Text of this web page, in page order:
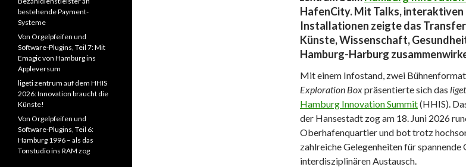
HafenCity. Mit Talks, interaktiven
Installationen zeigte das
Künste, Wissenschaft,
Hamburg-Harburg
Mit einem Infostand, zwei
Exploration Boxpräsentierte sich das
Hamburg Innovation Summit(HHIS).
der Hansestadt zog am 18. Juni 2026
Oberhafenquartier und bot trotz
zahlreiche Gelegenheiten für spannende
interdisziplinären Austausch.
bestehende Payment-
Systeme
Von Orgelpfeifen und
Software-Plugins, Teil 7: Mit
Emagic von Hamburg ins
Appleversum
ligeti zentrum auf dem HHIS
2026: Innovation braucht die
Künste!
Von Orgelpfeifen und
Software-Plugins, Teil 6:
Hamburg 1996 – als das
Tonstudio ins RAM zog